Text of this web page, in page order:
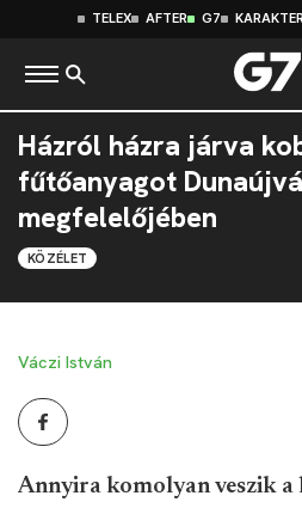
TELEX AFTER G7
Házról házra járva
fűtőanyagot
megfelelőjében
KÖZÉLET
Váczi István
Annyira komolyan veszik a